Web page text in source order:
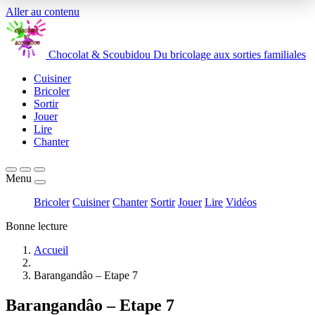
Aller au contenu
Chocolat & Scoubidou Du bricolage aux sorties familiales
Cuisiner
Bricoler
Sortir
Jouer
Lire
Chanter
Menu
Bricoler Cuisiner Chanter Sortir Jouer Lire Vidéos
Bonne lecture
Accueil
Barangandâo – Etape 7
Barangandâo – Etape 7